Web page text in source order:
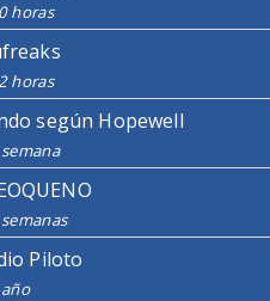
horas
horas
según Hopewell
Piloto